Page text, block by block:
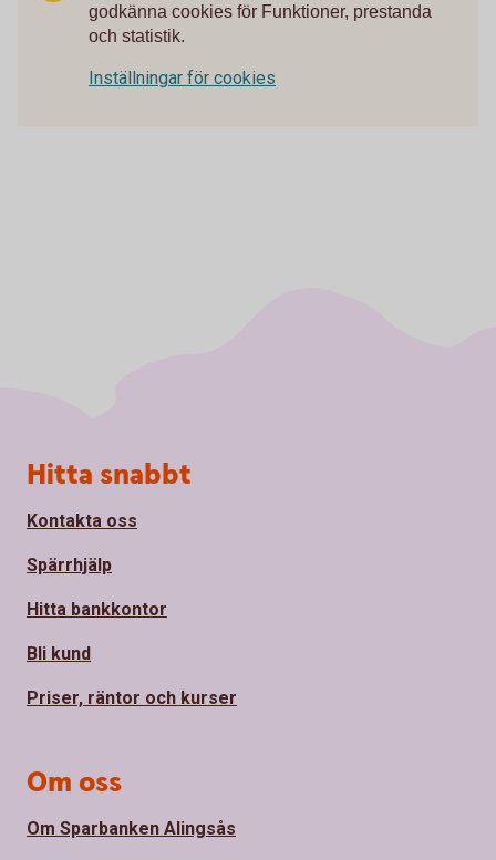
godkänna cookies för Funktioner, prestanda
och statistik.
Inställningar för cookies
Sidfot
Hitta snabbt
Kontakta oss
Spärrhjälp
Hitta bankkontor
Bli kund
Priser, räntor och kurser
Om oss
Om Sparbanken Alingsås